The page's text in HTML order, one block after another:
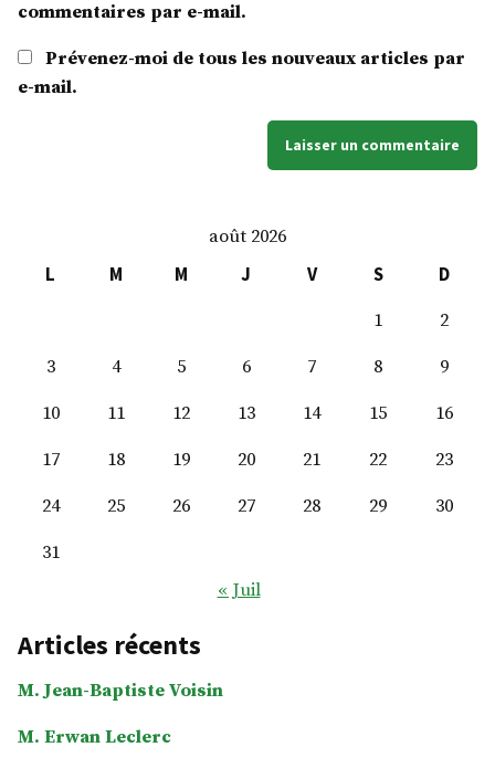
commentaires par e-mail.
Prévenez-moi de tous les nouveaux articles par
e-mail.
août 2026
L
M M J V S
D
1
2
3
4 5 6 7 8
9
10
11 12 13 14 15
16
17
18 19 20 21 22
23
24
25 26 27 28 29
30
31
« Juil
Articles récents
M. Jean-Baptiste Voisin
M. Erwan Leclerc